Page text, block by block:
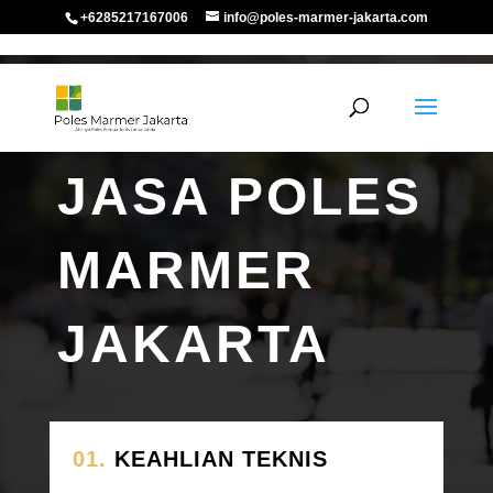
+6285217167006 info@poles-marmer-jakarta.com
TENTANG KAMI
JASA POLES
MARMER
JAKARTA
01. KEAHLIAN TEKNIS